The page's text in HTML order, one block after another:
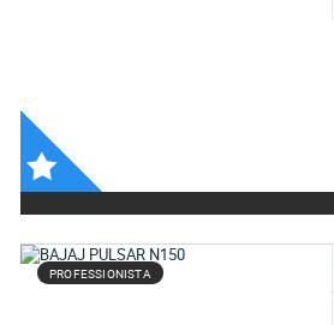
PROFESSIONISTA